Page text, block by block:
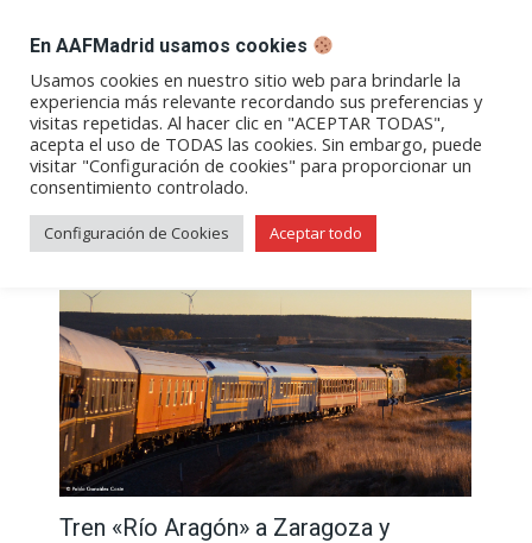
Abrir
enlace
en
una
ventana/pestaña
Abrir
enlace
en
una
ventana/pestaña
Abrir
enlace
en
una
ventana/pestaña
Abrir
enlace
en
una
Abrir
enlace
en
una
Archivos de etiqueta:Viaje
Tren «Río Aragón» a Zaragoza y
En AAFMadrid usamos cookies
Usamos cookies en nuestro sitio web para brindarle la
experiencia más relevante recordando sus preferencias y
visitas repetidas. Al hacer clic en "ACEPTAR TODAS",
acepta el uso de TODAS las cookies. Sin embargo, puede
visitar "Configuración de cookies" para proporcionar un
consentimiento controlado.
Configuración de Cookies Aceptar todo